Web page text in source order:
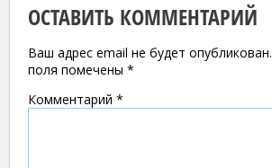
ОСТАВИТЬ КОММЕНТАРИЙ
Ваш адрес email не будет опубликован.
поля помечены *
Комментарий *